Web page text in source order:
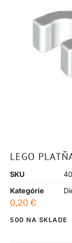
LEGO
SKU
Kategórie
0,20 €
500 NA SKLADE